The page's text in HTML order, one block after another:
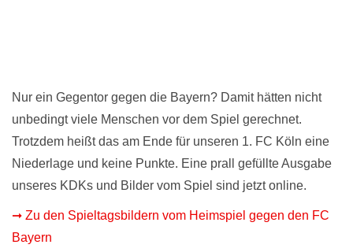
Nur ein Gegentor gegen die Bayern? Damit hätten nicht
unbedingt viele Menschen vor dem Spiel gerechnet.
Trotzdem heißt das am Ende für unseren 1. FC Köln eine
Niederlage und keine Punkte. Eine prall gefüllte Ausgabe
unseres KDKs und Bilder vom Spiel sind jetzt online.
➞ Zu den Spieltagsbildern vom Heimspiel gegen den FC
Bayern